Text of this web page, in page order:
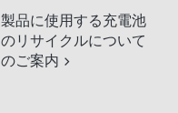
製品に使用する充電池
のリサイクルについて
のご案内